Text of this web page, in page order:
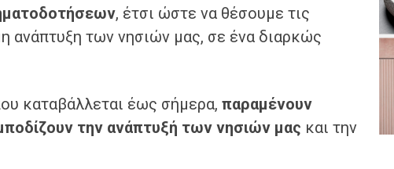
, έτσι ώστε να θέσουμε τις
ανάπτυξη των νησιών μας, σε ένα διαρκώς
καταβάλλεται έως σήμερα, παραμένουν
την ανάπτυξή των νησιών μας και την